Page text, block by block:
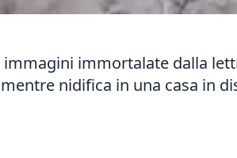
immortalate dalla
nidifica in una casa in